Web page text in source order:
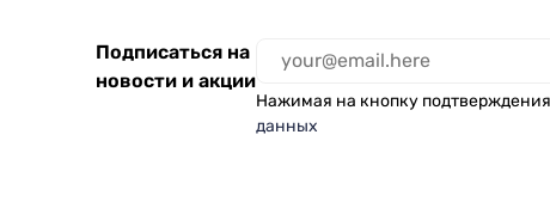
Подписаться на
новости и акции
Нажимая на кнопку
данных